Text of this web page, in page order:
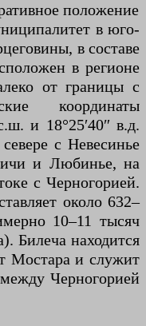
положение
в юго-
в составе
в регионе
от границы с
координаты
и 18°25′40″ в.д.
с Невесинье
и Любинье, на
с Черногорией.
около 632–
10–11 тысяч
Билеча находится
Мостара и служит
Черногорией